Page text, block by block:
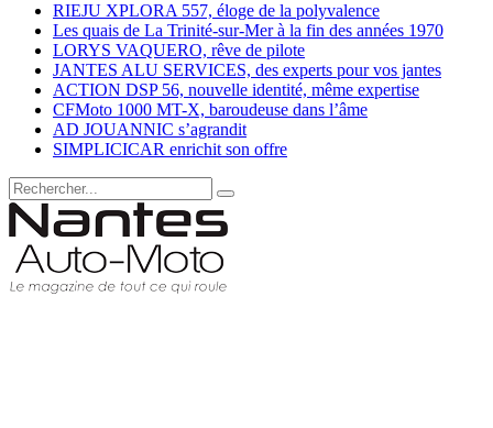
RIEJU XPLORA 557, éloge de la polyvalence
Les quais de La Trinité-sur-Mer à la fin des années 1970
LORYS VAQUERO, rêve de pilote
JANTES ALU SERVICES, des experts pour vos jantes
ACTION DSP 56, nouvelle identité, même expertise
CFMoto 1000 MT-X, baroudeuse dans l’âme
AD JOUANNIC s’agrandit
SIMPLICICAR enrichit son offre